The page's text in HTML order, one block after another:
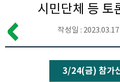
시민단체 등 토
작성일 : 2023.03.17
3/24(금) 참가